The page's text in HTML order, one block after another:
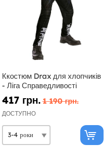
Ккостюм Drax для хлопчиків
- Ліга Справедливості
417 грн. 1 190 грн.
ДОСТУПНО